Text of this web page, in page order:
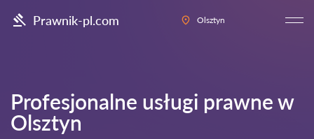
Prawnik-pl.com Olsztyn
Profesjonalne usługi prawne w
Olsztyn